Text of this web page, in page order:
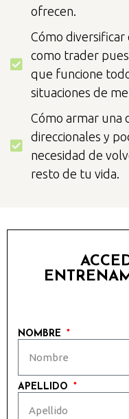
ofrecen.
Cómo diversificar
como trader
que funcione
situaciones de
Cómo armar una
direccionales y
necesidad de
resto de tu vida.
NOMBRE
APELLIDO